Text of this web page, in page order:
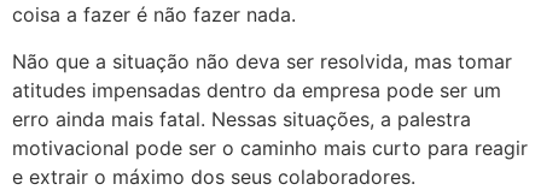
coisa a fazer é não fazer nada.
Não que a situação não deva ser resolvida, mas tomar
atitudes impensadas dentro da empresa pode ser um
erro ainda mais fatal. Nessas situações, a palestra
motivacional pode ser o caminho mais curto para reagir
e extrair o máximo dos seus colaboradores.